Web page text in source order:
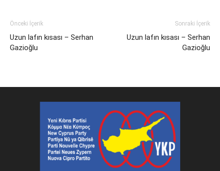
Önceki İçerik
Uzun lafın kısası – Serhan
Gazioğlu
Sonraki İçerik
Uzun lafın kısası – Serhan
Gazioğlu